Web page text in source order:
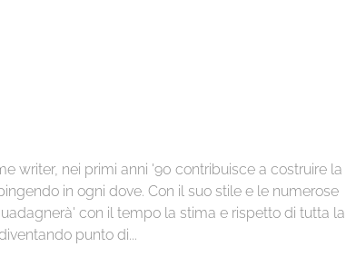
writer, nei primi anni '90 contribuisce a costruire la
in ogni dove. Con il suo stile e le numerose
con il tempo la stima e rispetto di tutta la
punto di...